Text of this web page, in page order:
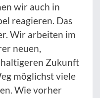
wir auch in
reagieren. Das
Wir arbeiten im
neuen,
Zukunft
möglichst viele
Wie vorher